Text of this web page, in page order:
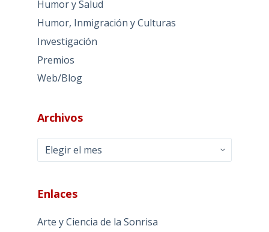
Humor y Salud
Humor, Inmigración y Culturas
Investigación
Premios
Web/Blog
Archivos
Archivos
Enlaces
Arte y Ciencia de la Sonrisa